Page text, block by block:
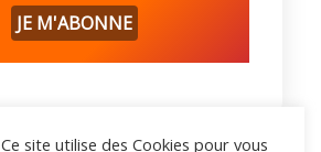
Ce site utilise des Cookies pour vous